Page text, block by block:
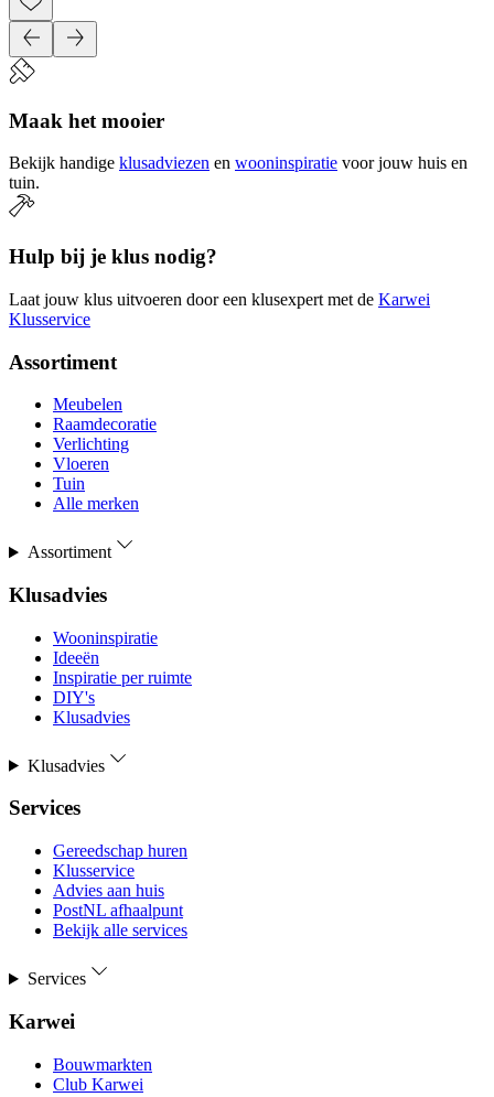
Maak het mooier
Bekijk handige klusadviezen en wooninspiratie voor jouw huis en
tuin.
Hulp bij je klus nodig?
Laat jouw klus uitvoeren door een klusexpert met de Karwei
Klusservice
Assortiment
Meubelen
Raamdecoratie
Verlichting
Vloeren
Tuin
Alle merken
Assortiment
Klusadvies
Wooninspiratie
Ideeën
Inspiratie per ruimte
DIY's
Klusadvies
Klusadvies
Services
Gereedschap huren
Klusservice
Advies aan huis
PostNL afhaalpunt
Bekijk alle services
Services
Karwei
Bouwmarkten
Club Karwei